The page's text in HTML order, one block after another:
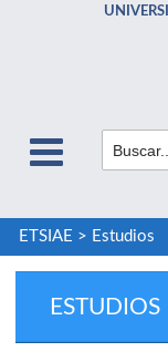
ETSIAE > Estudios
ESTUDIOS